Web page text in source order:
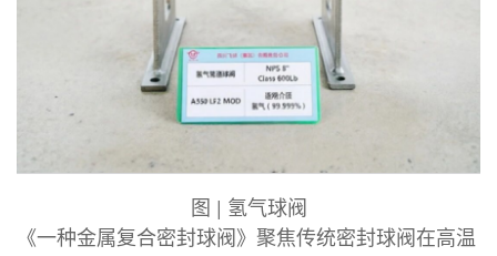
图 | 氢气球阀
《一种金属复合密封球阀》聚焦传统密封球阀在高温